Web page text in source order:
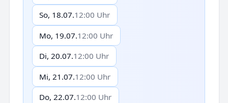
So, 18.07.12:00 Uhr
Mo, 19.07.12:00 Uhr
Di, 20.07.12:00 Uhr
Mi, 21.07.12:00 Uhr
Do, 22.07.12:00 Uhr